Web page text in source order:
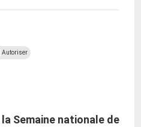
Autoriser
Semaine nationale de